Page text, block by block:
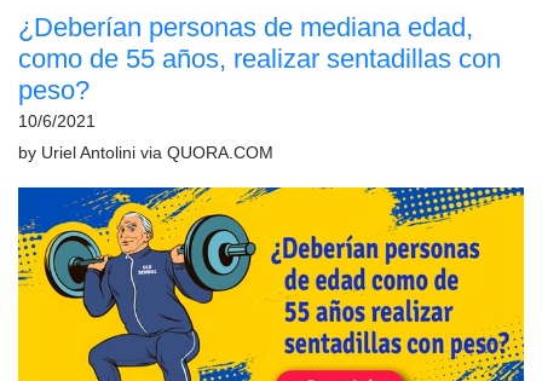
¿Deberían personas de mediana edad,
como de 55 años, realizar sentadillas con
peso?
10/6/2021
by Uriel Antolini via QUORA.COM